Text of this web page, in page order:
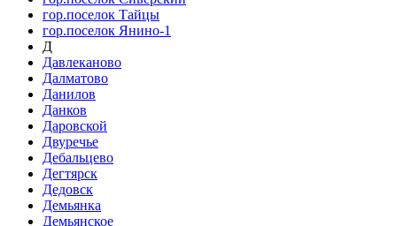
гор.поселок Тайцы
гор.поселок Янино-1
Д
Давлеканово
Далматово
Данилов
Данков
Даровской
Двуречье
Дебальцево
Дегтярск
Дедовск
Демьянка
Демьянское